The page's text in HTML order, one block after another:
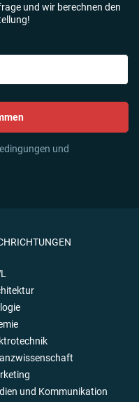
und wir berechnen den
und
und Kommunikation